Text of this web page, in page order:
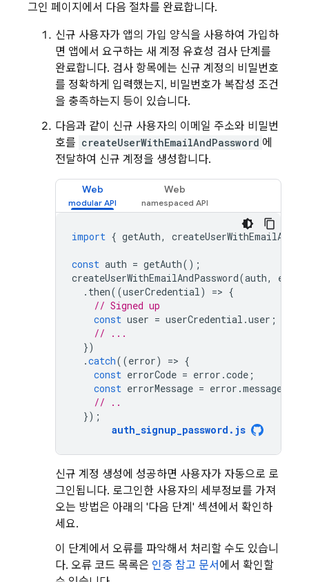
그인 페이지에서 다음 절차를 완료합니다.
신규 사용자가 앱의 가입 양식을 사용하여 가입하
면 앱에서 요구하는 새 계정 유효성 검사 단계를
완료합니다. 검사 항목에는 신규 계정의 비밀번호
를 정확하게 입력했는지, 비밀번호가 복잡성 조건
을 충족하는지 등이 있습니다.
다음과 같이 신규 사용자의 이메일 주소와 비밀번
호를 createUserWithEmailAndPassword 에
전달하여 신규 계정을 생성합니다.
Web Web
import { getAuth,
const auth = getAuth();
createUserWithEmailAndPassword(auth, email
. then((userCredential) => {
// Signed up
const user = userCredential .user ;
// ...
})
.catch((error) => {
const errorCode = error .code ;
const errorMessage = error .message
// ..
});
auth_signup_password . js
신규 계정 생성에 성공하면 사용자가 자동으로 로
그인됩니다. 로그인한 사용자의 세부정보를 가져
오는 방법은 아래의 '다음 단계' 섹션에서 확인하
세요.
이 단계에서 오류를 파악해서 처리할 수도 있습니
다. 오류 코드 목록은 인증 참고 문서 에서 확인할